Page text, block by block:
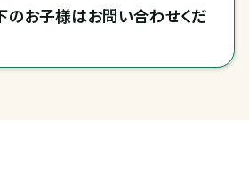
お子様はお問い合わせくだ